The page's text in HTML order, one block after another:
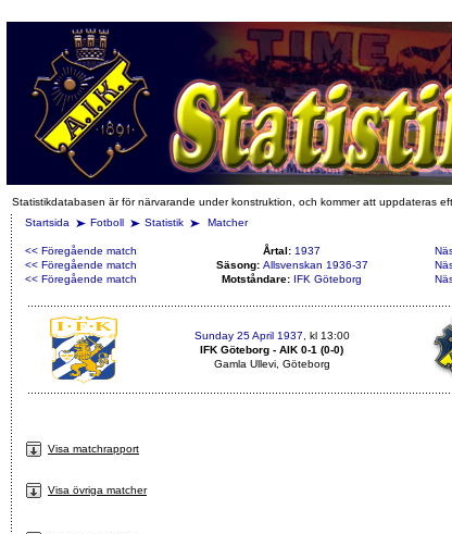
Statistikdatabasen är för närvarande under konstruktion, och kommer att uppdateras
Startsida
Fotboll Statistik Matcher
<< Föregående match Årtal: 1937
<< Föregående match
Säsong: Allsvenskan 1936-37
<< Föregående match
Motståndare: IFK Göteborg
Sunday 25 April 1937 , kl 13:00
IFK Göteborg - AIK 0-1 (0-0)
Gamla Ullevi, Göteborg
Visa matchrapport
Visa övriga matcher